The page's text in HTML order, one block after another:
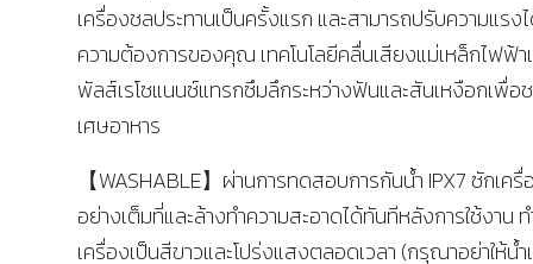
เครื่องชลประทานเป็นครั้งแรก และสามารถปรับความแรง
ความต้องการของคุณ เทคโนโลยีคลื่นเสียงแม่เหล็กไฟฟ้
พัลส์เรโซแนนซ์แทรกซึมลึกระหว่างฟันและสันเหงือกเพื่อ
เศษอาหาร
【WASHABLE】ผ่านการทดสอบการกันน้ำ IPX7 ซักเครื่
อย่างเต็มที่และล้างทำความสะอาดได้ทันทีหลังการใช้งาน ท
เครื่องเป็นสีขาวและโปร่งแสงตลอดเวลา (กรุณาอย่าให้น้ำ